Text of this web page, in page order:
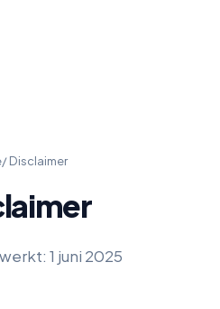
/ Disclaimer
1 juni 2025